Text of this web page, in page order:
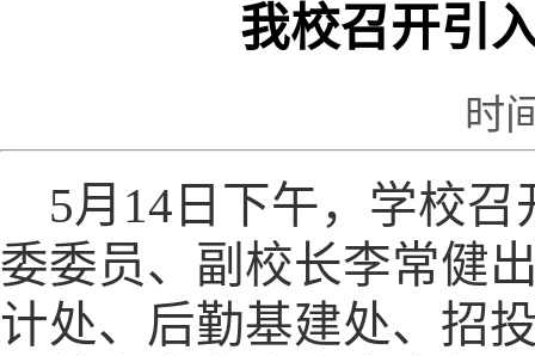
我校召开引
时
5月14日下午，学校
委委员、副校长李常健
计处、后勤基建处、招